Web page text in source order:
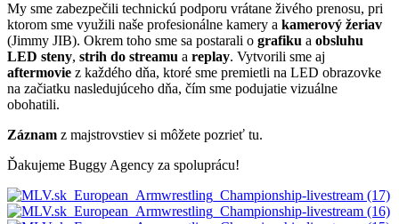
My sme zabezpečili technickú podporu vrátane živého prenosu, pri
ktorom sme využili naše profesionálne kamery a kamerový žeriav
(Jimmy JIB). Okrem toho sme sa postarali o grafiku a obsluhu
LED steny, strih do streamu a replay. Vytvorili sme aj
aftermovie z každého dňa, ktoré sme premietli na LED obrazovke
na začiatku nasledujúceho dňa, čím sme podujatie vizuálne
obohatili.
Záznam z majstrovstiev si môžete pozrieť tu.
Ďakujeme Buggy Agency za spoluprácu!